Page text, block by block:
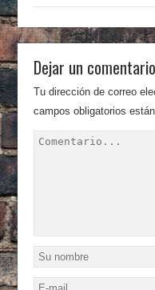
Dejar un comentario
Tu dirección de correo
campos obligatorios